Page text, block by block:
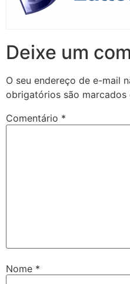
Deixe um
O seu endereço de e-mail
obrigatórios são marcados
Comentário *
Nome *